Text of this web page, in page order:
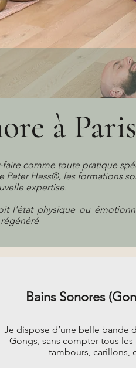
à Paris
comme toute pratique
Peter Hess®, les formations
expertise.
l'état physique ou
Bains Sonores
Je dispose d’une belle bande
Gongs, sans compter tous
tambours, carillons,